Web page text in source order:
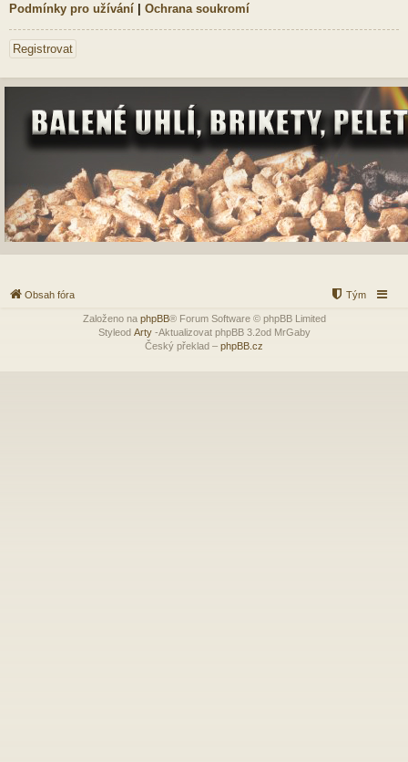
Podmínky pro užívání | Ochrana soukromí
Registrovat
Obsah fóra Tým
Založeno na phpBB® Forum Software © phpBB Limited
Styleod Arty-Aktualizovat phpBB 3.2od MrGaby
Český překlad – phpBB.cz